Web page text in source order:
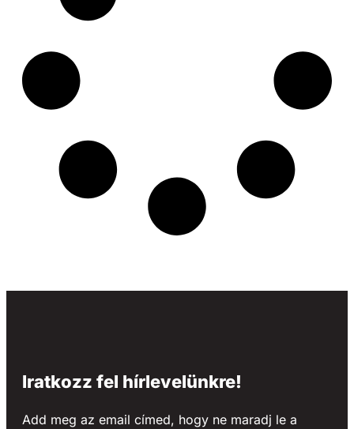
Iratkozz fel hírlevelünkre!
Add meg az email címed, hogy ne maradj le a